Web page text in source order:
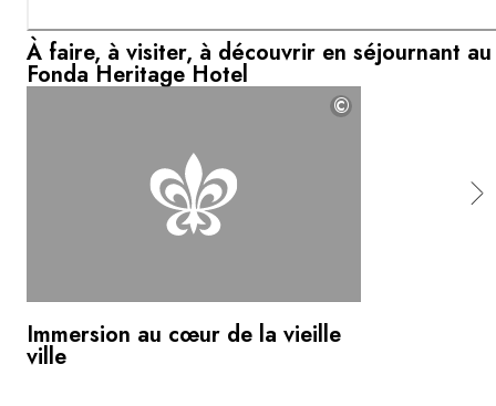
À faire, à visiter, à découvrir en séjournant
Fonda Heritage Hotel
©
Immersion au cœur de la vieille
ville